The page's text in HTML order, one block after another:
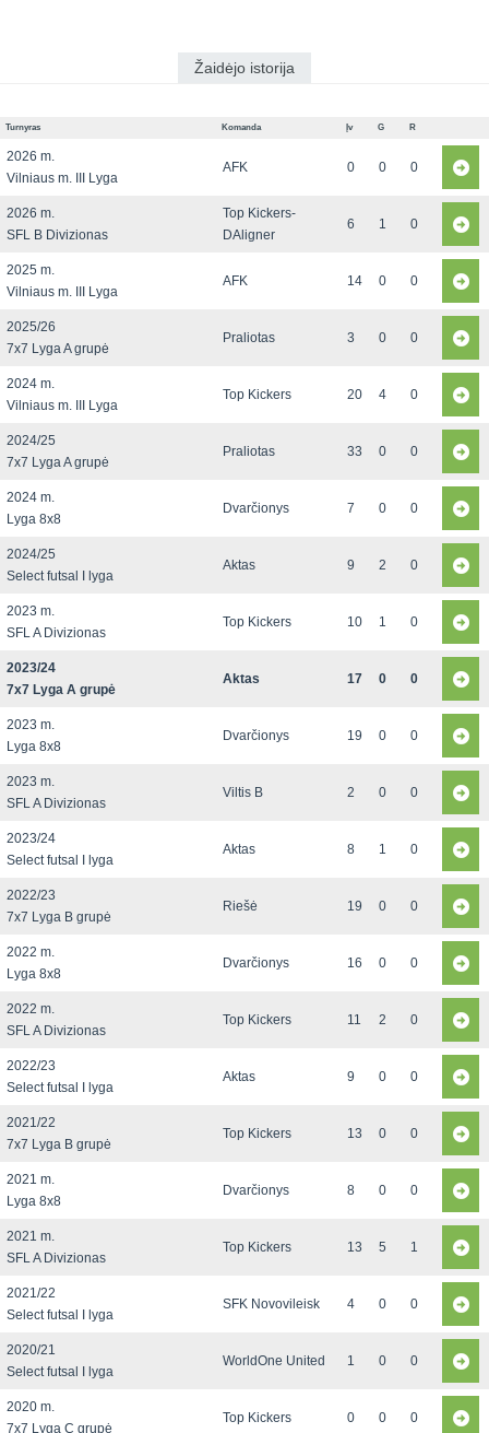
Žaidėjo istorija
Turnyras Komanda Įv G R
2026 m.
Vilniaus m. III Lyga
AFK 0 0 0
2026 m.
SFL B Divizionas
Top Kickers-
DAligner
6 1 0
2025 m.
Vilniaus m. III Lyga
AFK 14 0 0
2025/26
7x7 Lyga A grupė
Praliotas 3 0 0
2024 m.
Vilniaus m. III Lyga
Top Kickers 20 4 0
2024/25
7x7 Lyga A grupė
Praliotas 33 0 0
2024 m.
Lyga 8x8
Dvarčionys 7 0 0
2024/25
Select futsal I lyga
Aktas 9 2 0
2023 m.
SFL A Divizionas
Top Kickers 10 1 0
2023/24
7x7 Lyga A grupė
Aktas 17 0 0
2023 m.
Lyga 8x8
Dvarčionys 19 0 0
2023 m.
SFL A Divizionas
Viltis B 2 0 0
2023/24
Select futsal I lyga
Aktas 8 1 0
2022/23
7x7 Lyga B grupė
Riešė 19 0 0
2022 m.
Lyga 8x8
Dvarčionys 16 0 0
2022 m.
SFL A Divizionas
Top Kickers 11 2 0
2022/23
Select futsal I lyga
Aktas 9 0 0
2021/22
7x7 Lyga B grupė
Top Kickers 13 0 0
2021 m.
Lyga 8x8
Dvarčionys 8 0 0
2021 m.
SFL A Divizionas
Top Kickers 13 5 1
2021/22
Select futsal I lyga
SFK Novovileisk 4 0 0
2020/21
Select futsal I lyga
WorldOne United 1 0 0
2020 m.
7x7 Lyga C grupė
Top Kickers 0 0 0